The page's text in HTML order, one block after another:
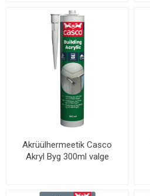
Akrüülhermeetik Casco
Akryl Byg 300ml valge